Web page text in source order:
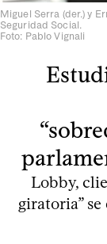
Miguel Serra (der.) y
Seguridad Social.
Foto: Pablo Vignali
Lobby,
giratoria”